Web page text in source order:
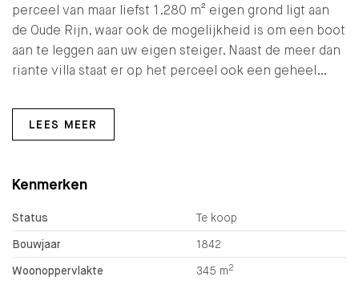
perceel van maar liefst 1.280 m² eigen grond ligt aan
de Oude Rijn, waar ook de mogelijkheid is om een boot
aan te leggen aan uw eigen steiger. Naast de meer dan
riante villa staat er op het perceel ook een geheel…
LEES MEER
Kenmerken
Status
Te koop
Bouwjaar
1842
Woonoppervlakte
345 m2